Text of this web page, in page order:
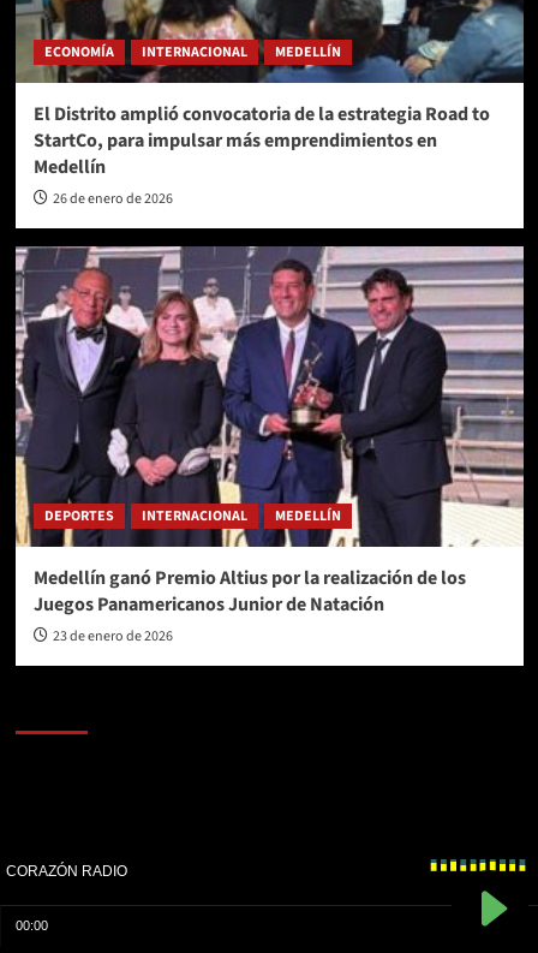
ECONOMÍA INTERNACIONAL MEDELLÍN
El Distrito amplió convocatoria de la estrategia Road to
StartCo, para impulsar más emprendimientos en
Medellín
26 de enero de 2026
DEPORTES INTERNACIONAL MEDELLÍN
Medellín ganó Premio Altius por la realización de los
Juegos Panamericanos Junior de Natación
23 de enero de 2026